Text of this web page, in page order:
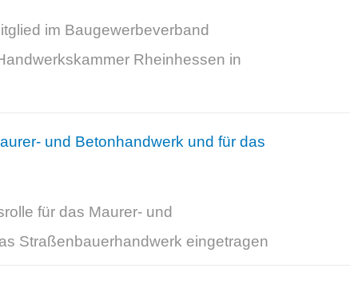
im Baugewerbeverband
Rheinhessen in
und Betonhandwerk und für das
für das Maurer- und
Straßenbauerhandwerk eingetragen